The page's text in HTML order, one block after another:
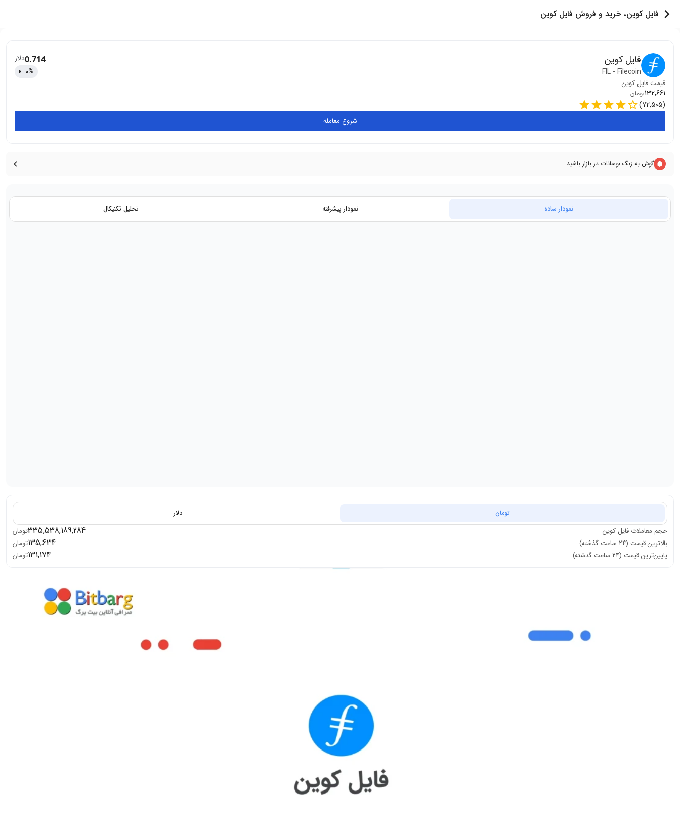
فایل کوین، خرید و فروش فایل کوین
فایل کوین
FIL - Filecoin
0.714دلار
0%
قیمت فایل کوین
132,661تومان
(
72,505
)
شروع معامله
گوش به زنگ نوسانات در بازار باشید
نمودار ساده نمودار پیشرفته تحلیل تکنیکال
تومان دلار
حجم معاملات فایل کوین 335,538,189,284تومان
بالاترین قیمت (۲۴ ساعت گذشته)
135,634تومان
پایین‌ترین قیمت (۲۴ ساعت گذشته)
131,174تومان